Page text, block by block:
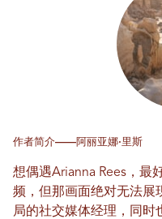
作者简介——阿丽亚娜·里斯
想偶遇Arianna Rees，最
频，但那画面绝对无法展
局的社交媒体经理，同时